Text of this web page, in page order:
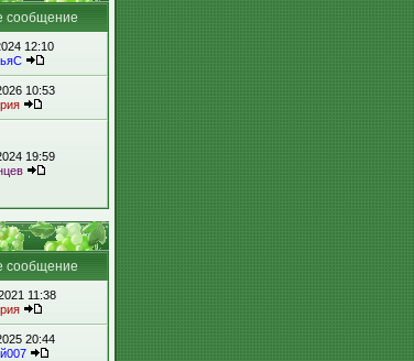
сообщение
12:10
10:53
19:59
сообщение
11:38
20:44